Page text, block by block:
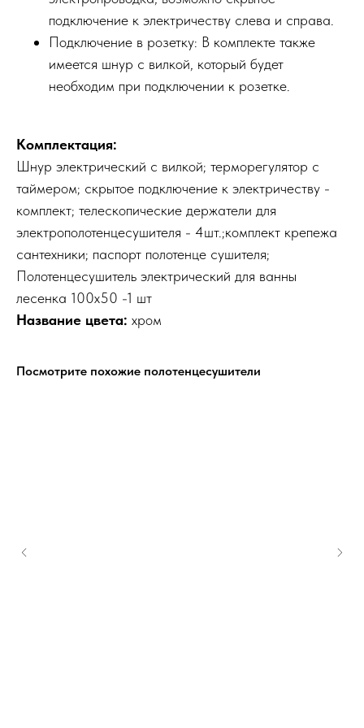
подключение к электричеству слева и справа.
Подключение в розетку: В комплекте также
имеется шнур с вилкой, который будет
необходим при подключении к розетке.
Комплектация:
Шнур электрический с вилкой; терморегулятор с
таймером; скрытое подключение к электричеству -
комплект; телескопические держатели для
электрополотенцесушителя - 4шт.;комплект крепежа
сантехники; паспорт полотенце сушителя;
Полотенцесушитель электрический для ванны
лесенка 100х50 -1 шт
Название цвета: хром
Посмотрите похожие полотенцесушители